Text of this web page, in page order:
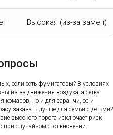
Высокая (из-за замен)
если есть фумигаторы? В условиях
из-за движения воздуха, а сетка
комаров, но и для саранчи, ос и
заказать лучше для семьи с детьми?
высокого порога исключает риск
при случайном столкновении.